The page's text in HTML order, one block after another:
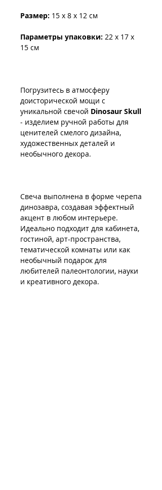
Размер: 15 x 8 x 12 см
Параметры упаковки: 22 x 17 x
15 см
Погрузитесь в атмосферу
доисторической мощи с
уникальной свечой Dinosaur Skull
- изделием ручной работы для
ценителей смелого дизайна,
художественных деталей и
необычного декора.
Свеча выполнена в форме черепа
динозавра, создавая эффектный
акцент в любом интерьере.
Идеально подходит для кабинета,
гостиной, арт-пространства,
тематической комнаты или как
необычный подарок для
любителей палеонтологии, науки
и креативного декора.